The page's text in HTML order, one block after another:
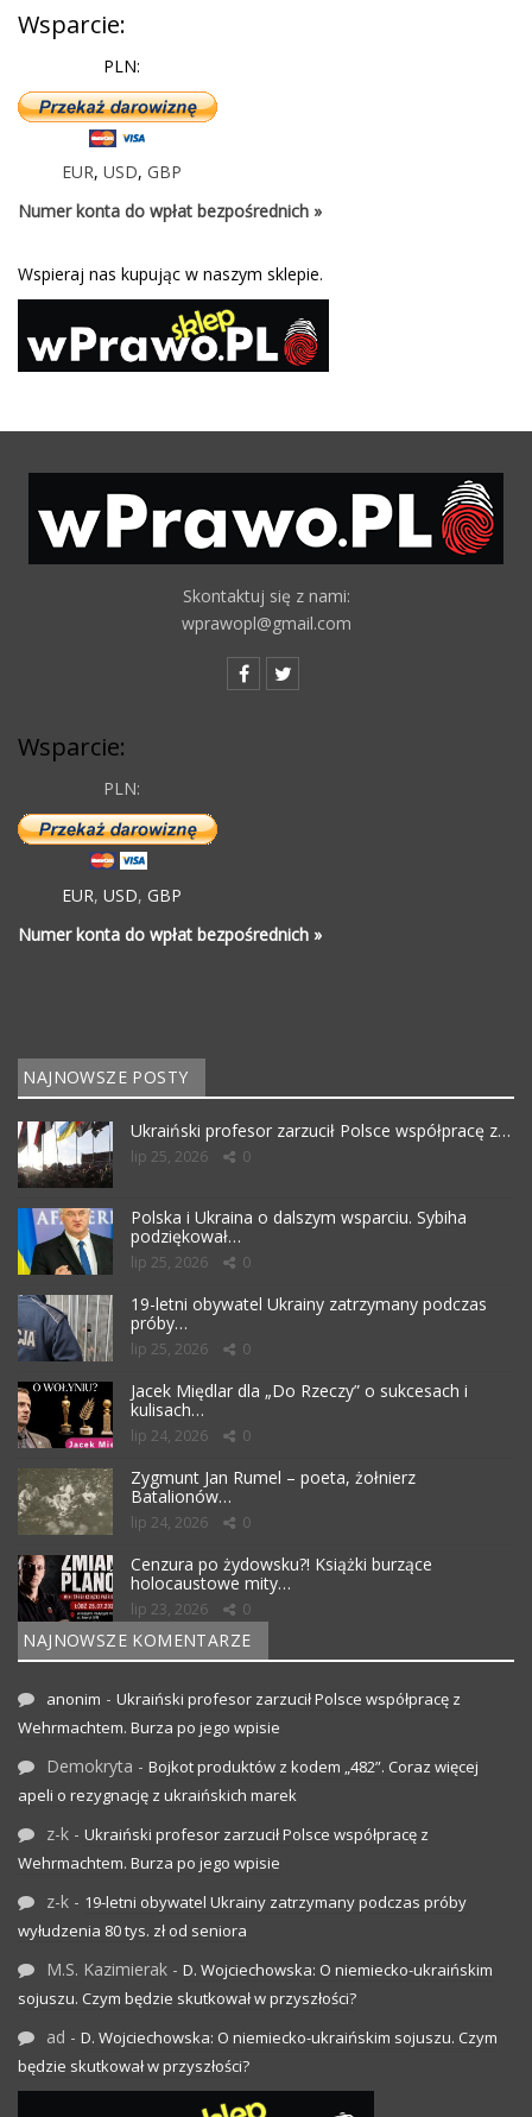
Wsparcie:
PLN:
EUR, USD, GBP
Numer konta do wpłat bezpośrednich »
Wspieraj nas kupując w naszym sklepie.
Skontaktuj się z nami:
wprawopl@gmail.com
Wsparcie:
PLN:
EUR, USD, GBP
Numer konta do wpłat bezpośrednich »
NAJNOWSZE POSTY
Ukraiński profesor zarzucił Polsce współpracę z…
lip 25, 2026 0
Polska i Ukraina o dalszym wsparciu. Sybiha
podziękował…
lip 25, 2026 0
19-letni obywatel Ukrainy zatrzymany podczas
próby…
lip 25, 2026 0
Jacek Międlar dla „Do Rzeczy” o sukcesach i
kulisach…
lip 24, 2026 0
Zygmunt Jan Rumel – poeta, żołnierz
Batalionów…
lip 24, 2026 0
Cenzura po żydowsku?! Książki burzące
holocaustowe mity…
lip 23, 2026 0
NAJNOWSZE KOMENTARZE
anonim - Ukraiński profesor zarzucił Polsce współpracę z
Wehrmachtem. Burza po jego wpisie
Demokryta - Bojkot produktów z kodem „482”. Coraz więcej
apeli o rezygnację z ukraińskich marek
z-k - Ukraiński profesor zarzucił Polsce współpracę z
Wehrmachtem. Burza po jego wpisie
z-k - 19-letni obywatel Ukrainy zatrzymany podczas próby
wyłudzenia 80 tys. zł od seniora
M.S. Kazimierak - D. Wojciechowska: O niemiecko-ukraińskim
sojuszu. Czym będzie skutkował w przyszłości?
ad - D. Wojciechowska: O niemiecko-ukraińskim sojuszu. Czym
będzie skutkował w przyszłości?